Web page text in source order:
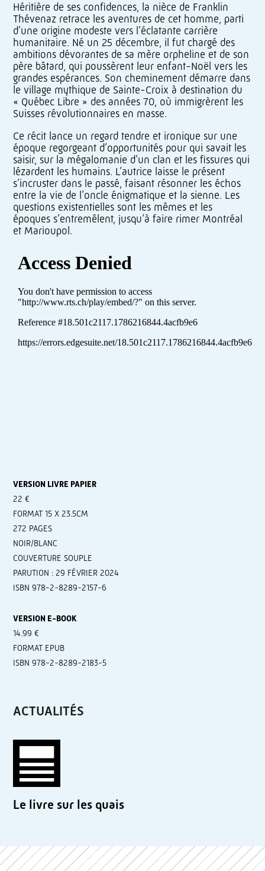
Héritière de ses confidences, la nièce de Franklin
Thévenaz retrace les aventures de cet homme, parti
d’une origine modeste vers l’éclatante carrière
humanitaire. Né un 25 décembre, il fut chargé des
ambitions dévorantes de sa mère orpheline et de son
père bâtard, qui poussèrent leur enfant-Noël vers les
grandes espérances. Son cheminement démarre dans
le village mythique de Sainte-Croix à destination du
« Québec Libre » des années 70, où immigrèrent les
Suisses révolutionnaires en masse.
Ce récit lance un regard tendre et ironique sur une
époque regorgeant d’opportunités pour qui savait les
saisir, sur la mégalomanie d’un clan et les fissures qui
lézardent les humains. L’autrice laisse le présent
s’incruster dans le passé, faisant résonner les échos
entre la vie de l’oncle énigmatique et la sienne. Les
questions existentielles sont les mêmes et les
époques s’entremêlent, jusqu’à faire rimer Montréal
et Marioupol.
VERSION LIVRE PAPIER
22 €
FORMAT 15 X 23.5CM
272 PAGES
NOIR/BLANC
COUVERTURE SOUPLE
PARUTION : 29 FÉVRIER 2024
ISBN 978-2-8289-2157-6
VERSION E-BOOK
14.99 €
FORMAT EPUB
ISBN 978-2-8289-2183-5
ACTUALITÉS
Le livre sur les quais